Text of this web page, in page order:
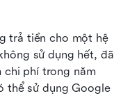
trả tiền cho một hệ
sử dụng hết, đã
chi phí trong năm
thể sử dụng Google